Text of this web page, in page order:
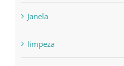
Janela
limpeza